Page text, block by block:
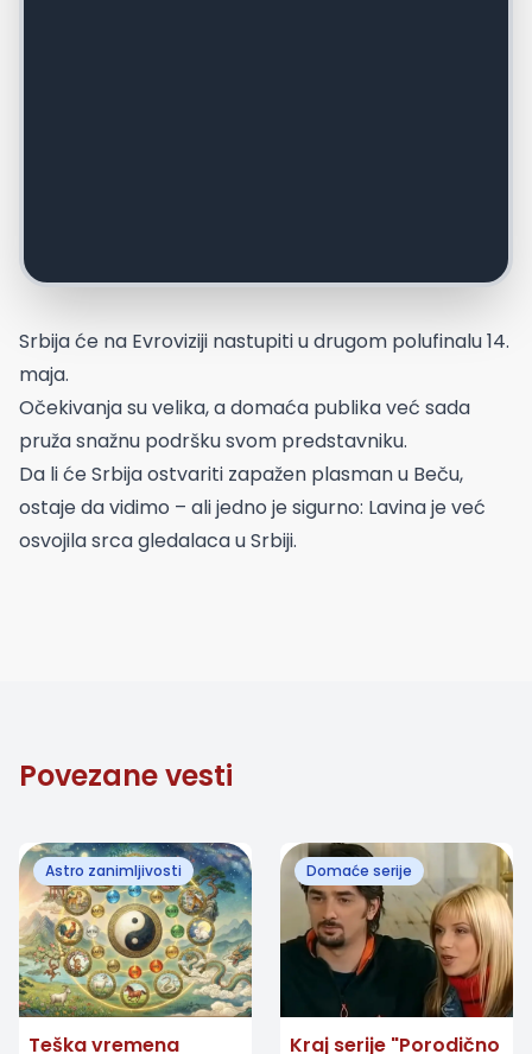
Srbija će na Evroviziji nastupiti u drugom polufinalu 14.
maja.
Očekivanja su velika, a domaća publika već sada
pruža snažnu podršku svom predstavniku.
Da li će Srbija ostvariti zapažen plasman u Beču,
ostaje da vidimo – ali jedno je sigurno: Lavina je već
osvojila srca gledalaca u Srbiji.
Povezane vesti
Astro zanimljivosti
Teška vremena
Domaće serije
Kraj serije "Porodično